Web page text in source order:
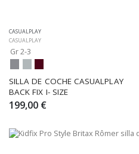
CASUALPLAY
CASUALPLAY
Gr 2-3
SILLA DE COCHE CASUALPLAY
BACK FIX I- SIZE
199,00 €